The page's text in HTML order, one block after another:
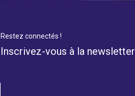
Restez connectés !
Inscrivez-vous à la newsletter